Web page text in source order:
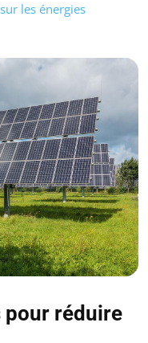
sur les énergies
pour réduire